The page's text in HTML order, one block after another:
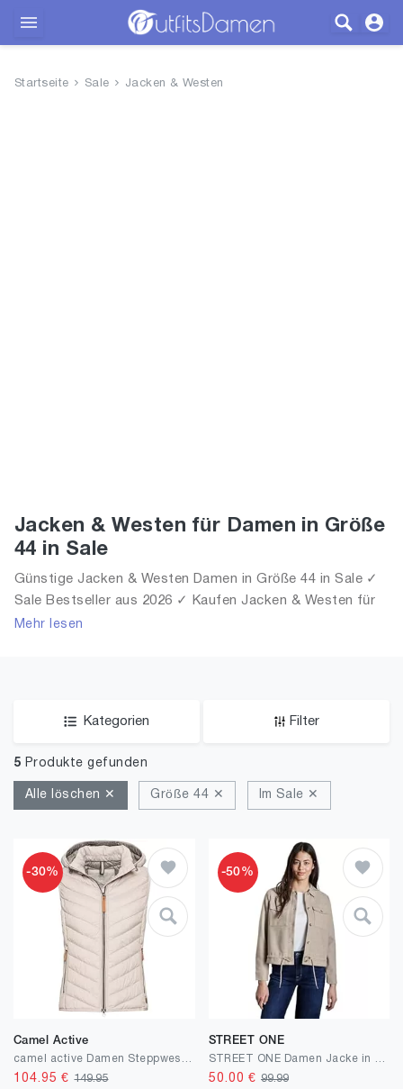
Startseite Sale Jacken & Westen
Jacken & Westen für Damen in Größe
44 in Sale
Günstige Jacken & Westen Damen in Größe 44 in Sale ✓
Sale Bestseller aus 2026 ✓ Kaufen Jacken & Westen für
Frauen in Größe 44 in Sale!
Mehr lesen
Kategorien Filter
5 Produkte gefunden
Alle löschen ✕ Größe 44 ✕ Im Sale ✕
-30%
Camel Active
104.95 €149.95
-50%
STREET ONE
50.00 € 99.99